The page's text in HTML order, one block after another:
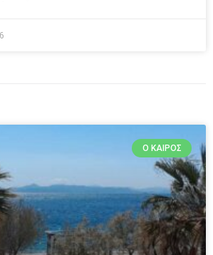
Ο ΚΑΙΡΌΣ